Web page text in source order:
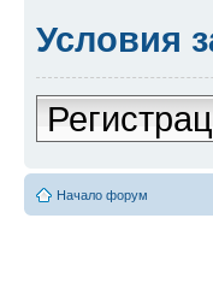
Условия
Начало форум